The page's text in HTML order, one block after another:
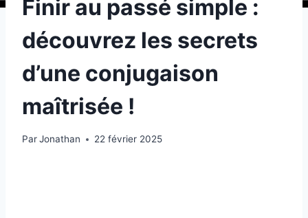
Finir au passé simple :
découvrez les secrets
d’une conjugaison
maîtrisée !
ParJonathan 22 février 2025